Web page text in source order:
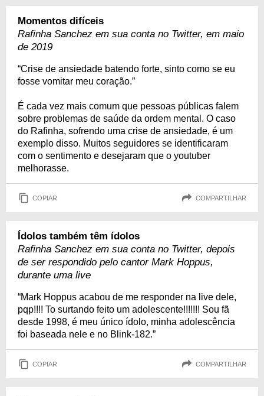
Momentos difíceis
Rafinha Sanchez em sua conta no Twitter, em maio
de 2019
“Crise de ansiedade batendo forte, sinto como se eu
fosse vomitar meu coração.”
É cada vez mais comum que pessoas públicas falem
sobre problemas de saúde da ordem mental. O caso
do Rafinha, sofrendo uma crise de ansiedade, é um
exemplo disso. Muitos seguidores se identificaram
com o sentimento e desejaram que o youtuber
melhorasse.
COPIAR COMPARTILHAR
Ídolos também têm ídolos
Rafinha Sanchez em sua conta no Twitter, depois
de ser respondido pelo cantor Mark Hoppus,
durante uma live
“Mark Hoppus acabou de me responder na live dele,
pqp!!!! To surtando feito um adolescente!!!!!!! Sou fã
desde 1998, é meu único ídolo, minha adolescência
foi baseada nele e no Blink-182.”
COPIAR COMPARTILHAR